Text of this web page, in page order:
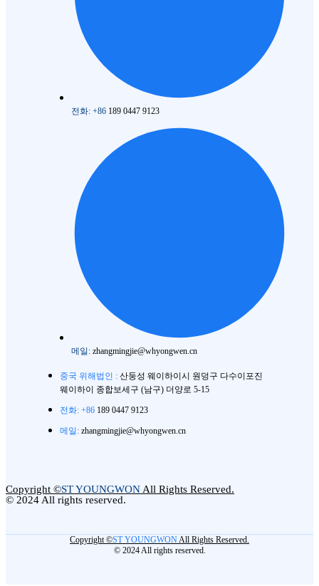
전화: +86 189 0447 9123
메일: zhangmingjie@whyongwen.cn
중국 위해법인 : 산둥성 웨이하이시 원덩구 다수이포진
웨이하이 종합보세구 (남구) 더양로 5-15
전화: +86 189 0447 9123
메일: zhangmingjie@whyongwen.cn
Copyright ©ST YOUNGWON All Rights Reserved.
© 2024 All rights reserved.
Copyright ©ST YOUNGWONAll Rights Reserved.
© 2024 All rights reserved.